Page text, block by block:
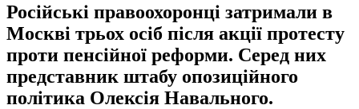
Російські правоохоронці затримали в
Москві трьох осіб після акції протесту
проти пенсійної реформи. Серед них
представник штабу опозиційного
політика Олексія Навального.